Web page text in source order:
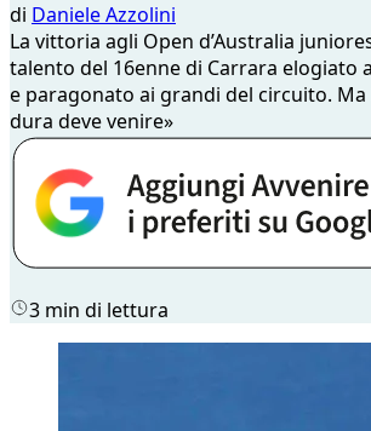
di Daniele Azzolini
La vittoria agli Open d’Australia
talento del 16enne di Carrara elogiato
e paragonato ai grandi del circuito. Ma
dura deve venire»
3 min di lettura